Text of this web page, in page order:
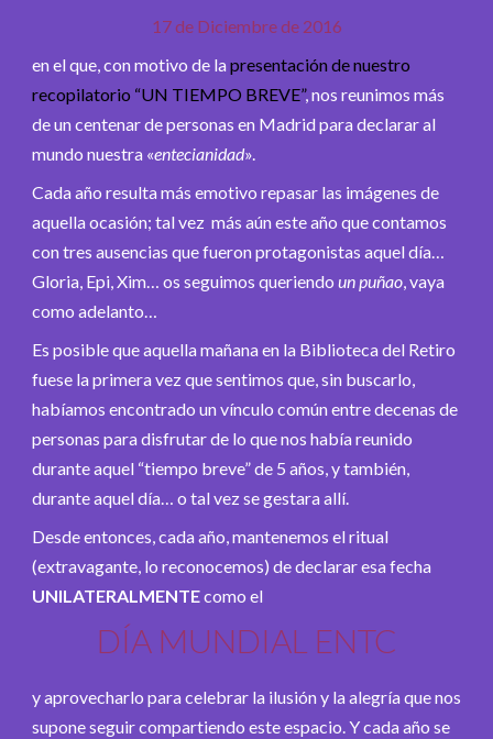
17 de Diciembre de 2016
en el que, con motivo de lapresentación de nuestro
recopilatorio “UN TIEMPO BREVE”, nos reunimos más
de un centenar de personas en Madrid para declarar al
mundo nuestra «entecianidad».
Cada año resulta más emotivo repasar las imágenes de
aquella ocasión; tal vez más aún este año que contamos
con tres ausencias que fueron protagonistas aquel día…
Gloria, Epi, Xim… os seguimos queriendo un puñao, vaya
como adelanto…
Es posible que aquella mañana en la Biblioteca del Retiro
fuese la primera vez que sentimos que, sin buscarlo,
habíamos encontrado un vínculo común entre decenas de
personas para disfrutar de lo que nos había reunido
durante aquel “tiempo breve” de 5 años, y también,
durante aquel día… o tal vez se gestara allí.
Desde entonces, cada año, mantenemos el ritual
(extravagante, lo reconocemos) de declarar esa fecha
UNILATERALMENTEcomo el
DÍA MUNDIAL ENTC
y aprovecharlo para celebrar la ilusión y la alegría que nos
supone seguir compartiendo este espacio. Y cada año se